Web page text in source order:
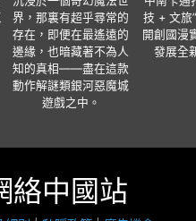
界，那裏有超乎尋常的
存在，即便在最遙遠的
邊緣，也暗藏著不為人
知的真相——盡在這款
動作解謎類銀河惡魔城
遊戲之中。
技 + 文旅
開創國漫
發展全
絡中國站